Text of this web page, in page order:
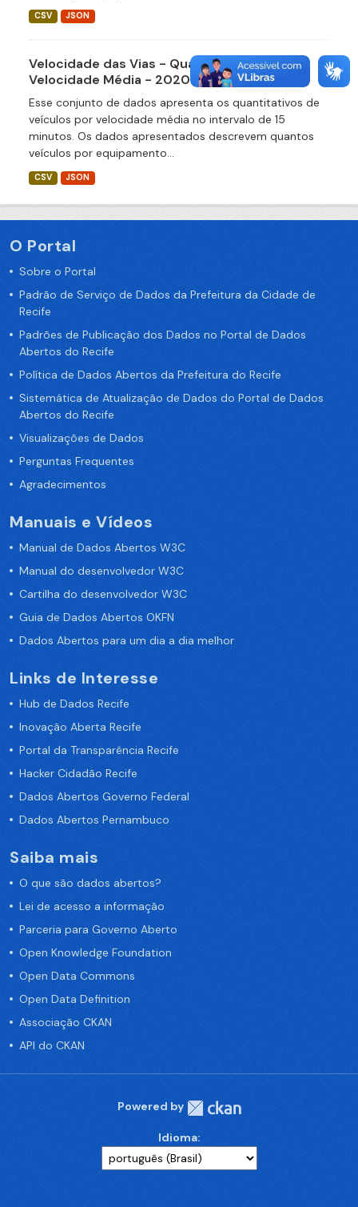
CSV JSON
Velocidade das Vias - Quantitativo por
Velocidade Média - 2020
Esse conjunto de dados apresenta os quantitativos de
veículos por velocidade média no intervalo de 15
minutos. Os dados apresentados descrevem quantos
veículos por equipamento...
CSV JSON
O Portal
Sobre o Portal
Padrão de Serviço de Dados da Prefeitura da Cidade de
Recife
Padrões de Publicação dos Dados no Portal de Dados
Abertos do Recife
Política de Dados Abertos da Prefeitura do Recife
Sistemática de Atualização de Dados do Portal de Dados
Abertos do Recife
Visualizações de Dados
Perguntas Frequentes
Agradecimentos
Manuais e Vídeos
Manual de Dados Abertos W3C
Manual do desenvolvedor W3C
Cartilha do desenvolvedor W3C
Guia de Dados Abertos OKFN
Dados Abertos para um dia a dia melhor
Links de Interesse
Hub de Dados Recife
Inovação Aberta Recife
Portal da Transparência Recife
Hacker Cidadão Recife
Dados Abertos Governo Federal
Dados Abertos Pernambuco
Saiba mais
O que são dados abertos?
Lei de acesso a informação
Parceria para Governo Aberto
Open Knowledge Foundation
Open Data Commons
Open Data Definition
Associação CKAN
API do CKAN
Powered by
Idioma